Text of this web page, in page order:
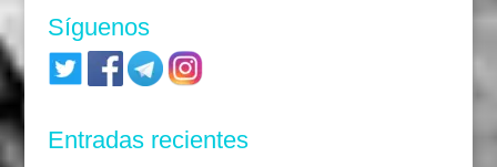
Síguenos
Entradas recientes